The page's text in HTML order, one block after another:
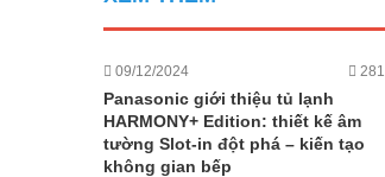
09/12/2024 281
Panasonic giới thiệu tủ lạnh
HARMONY+ Edition: thiết kế âm
tường Slot-in đột phá – kiến tạo
không gian bếp